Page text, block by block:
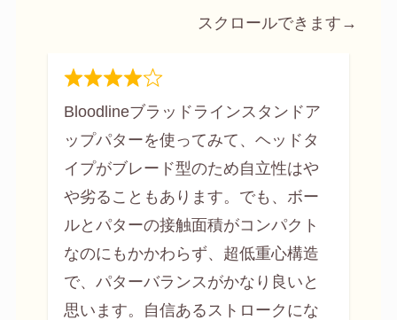
スクロールできます→
Bloodlineブラッドラインスタンドア
ップパターを使ってみて、ヘッドタ
イプがブレード型のため自立性はや
や劣ることもあります。でも、ボー
ルとパターの接触面積がコンパクト
なのにもかかわらず、超低重心構造
で、パターバランスがかなり良いと
思います。自信あるストロークにな